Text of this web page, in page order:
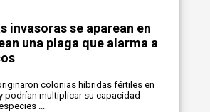
invasoras se aparean en
una plaga que alarma a
colonias híbridas fértiles en
podrían multiplicar su capacidad
...